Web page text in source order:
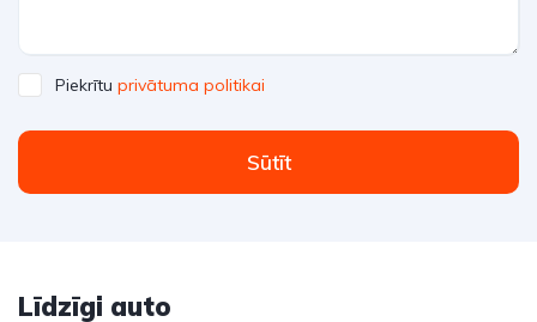
Piekrītu privātuma politikai
Sūtīt
Līdzīgi auto